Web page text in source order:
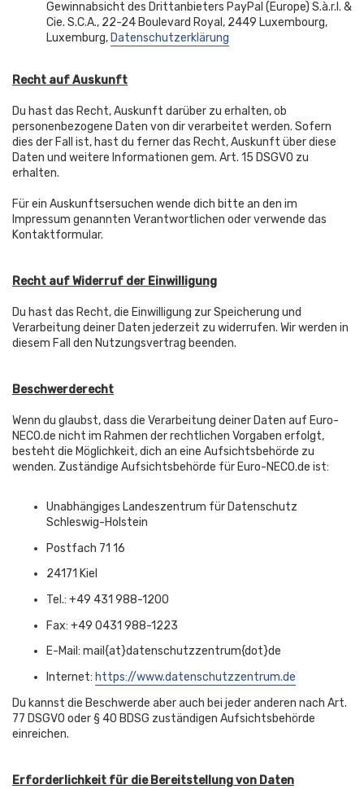
Gewinnabsicht des Drittanbieters PayPal (Europe) S.à.r.l. &
Cie. S.C.A., 22-24 Boulevard Royal, 2449 Luxembourg,
Luxemburg,Datenschutzerklärung
Recht auf Auskunft
Du hast das Recht, Auskunft darüber zu erhalten, ob
personenbezogene Daten von dir verarbeitet werden. Sofern
dies der Fall ist, hast du ferner das Recht, Auskunft über diese
Daten und weitere Informationen gem. Art. 15 DSGVO zu
erhalten.
Für ein Auskunftsersuchen wende dich bitte an den im
Impressum genannten Verantwortlichen oder verwende das
Kontaktformular.
Recht auf Widerruf der Einwilligung
Du hast das Recht, die Einwilligung zur Speicherung und
Verarbeitung deiner Daten jederzeit zu widerrufen. Wir werden in
diesem Fall den Nutzungsvertrag beenden.
Beschwerderecht
Wenn du glaubst, dass die Verarbeitung deiner Daten auf Euro-
NECO.de nicht im Rahmen der rechtlichen Vorgaben erfolgt,
besteht die Möglichkeit, dich an eine Aufsichtsbehörde zu
wenden. Zuständige Aufsichtsbehörde für Euro-NECO.de ist:
Unabhängiges Landeszentrum für Datenschutz
Schleswig-Holstein
Postfach 71 16
24171 Kiel
Tel.: +49 431 988-1200
Fax: +49 0431 988-1223
E-Mail: mail{at}datenschutzzentrum{dot}de
Internet: https://www.datenschutzzentrum.de
Du kannst die Beschwerde aber auch bei jeder anderen nach Art.
77 DSGVO oder § 40 BDSG zuständigen Aufsichtsbehörde
einreichen.
Erforderlichkeit für die Bereitstellung von Daten